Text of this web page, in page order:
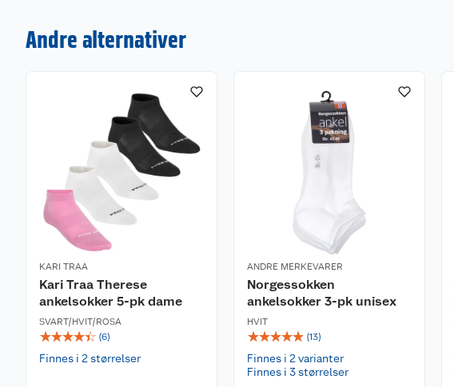
Andre alternativer
KARI TRAA
Kari Traa Therese
ankelsokker 5-pk dame
SVART/HVIT/ROSA
☆☆☆☆☆ (6)
Finnes i 2 størrelser
ANDRE MERKEVARER
Norgessokken
ankelsokker 3-pk unisex
HVIT
☆☆☆☆☆ (13)
Finnes i 2 varianter
Finnes i 3 størrelser